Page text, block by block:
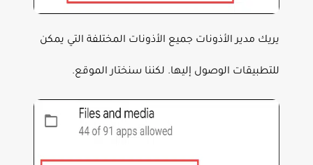
يريك مدير الأذونات جميع الأذونات المختلفة التي يمكن
للتطبيقات الوصول إليها. لكننا سنختار الموقع.